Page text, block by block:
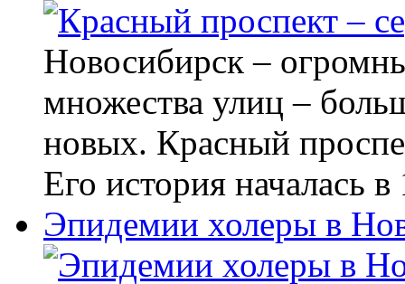
Новосибирск –
множества улиц –
новых. Красный
Его история началась
Эпидемии холеры в